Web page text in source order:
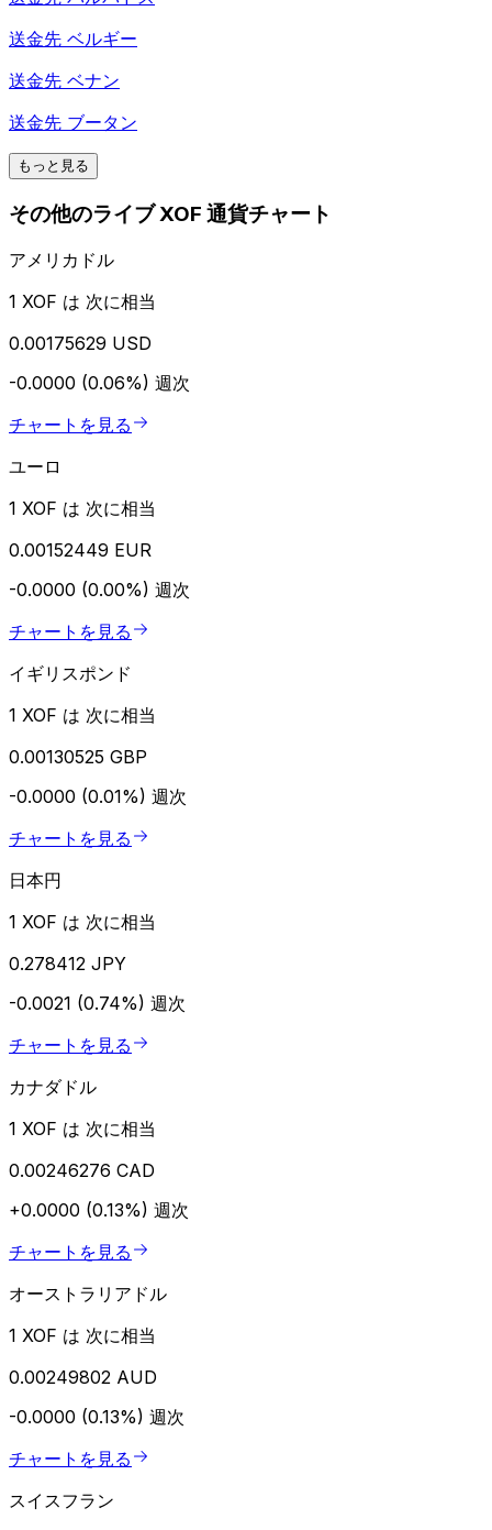
送金先 ベルギー
送金先 ベナン
送金先 ブータン
もっと見る
その他のライブ XOF 通貨チャート
アメリカドル
1 XOF は 次に相当
0.00175629 USD
-0.0000 (0.06%) 週次
チャートを見る
ユーロ
1 XOF は 次に相当
0.00152449 EUR
-0.0000 (0.00%) 週次
チャートを見る
イギリスポンド
1 XOF は 次に相当
0.00130525 GBP
-0.0000 (0.01%) 週次
チャートを見る
日本円
1 XOF は 次に相当
0.278412 JPY
-0.0021 (0.74%) 週次
チャートを見る
カナダドル
1 XOF は 次に相当
0.00246276 CAD
+0.0000 (0.13%) 週次
チャートを見る
オーストラリアドル
1 XOF は 次に相当
0.00249802 AUD
-0.0000 (0.13%) 週次
チャートを見る
スイスフラン